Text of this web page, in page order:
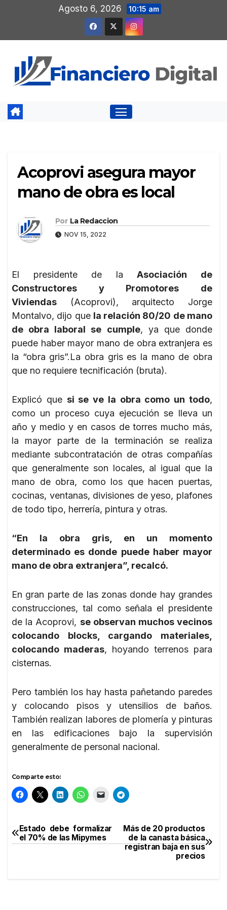
contenido
Agosto 6, 2026 10:15 am
Acoprovi asegura mayor
mano de obra es local
Por La Redaccion
NOV 15, 2022
El presidente de laAsociación de
Constructores y Promotores de
Viviendas (Acoprovi), arquitecto Jorge
Montalvo, dijo que la relación 80/20 de mano
de obra laboral se cumple, ya que donde
puede haber mayor mano de obra extranjera es
la “obra gris”.La obra gris es la mano de obra
que no requiere tecnificación (bruta).
Explicó que si se ve la obra como un todo,
como un proceso cuya ejecución se lleva un
año y medio y en casos de torres mucho más,
la mayor parte de la terminación se realiza
mediante subcontratación de otras compañías
que generalmente son locales, al igual que la
mano de obra, como los que hacen puertas,
cocinas, ventanas, divisiones de yeso, plafones
de todo tipo, herrería, pintura y otras.
“En la obra gris, en un momento
determinado es donde puede haber mayor
mano de obra extranjera”, recalcó.
En gran parte de las zonas donde hay grandes
construcciones, tal como señala el presidente
de la Acoprovi, se observan muchos vecinos
colocando blocks, cargando materiales,
colocando maderas, hoyando terrenos para
cisternas.
Pero también los hay hasta pañetando paredes
y colocando pisos y utensilios de baños.
También realizan labores de plomería y pinturas
en las edificaciones bajo la supervisión
generalmente de personal nacional.
Comparte esto:
Navegación
Más de 20 productos
de la canasta básica
registran baja en sus
precios
Estado debe formalizar
el 70% de las Mipymes